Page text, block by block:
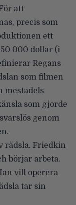
att
precis som
ett
000 dollar (i
Regans
som filmen
mestadels
som gjorde
genom
rädsla. Friedkin
börjar arbeta.
vill operera
tar sin